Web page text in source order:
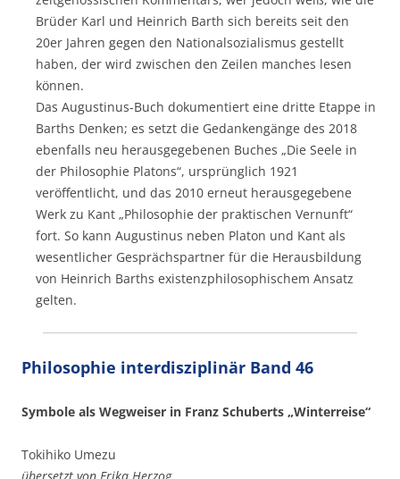
Brüder Karl und Heinrich Barth sich bereits seit den
20er Jahren gegen den Nationalsozialismus gestellt
haben, der wird zwischen den Zeilen manches lesen
können.
Das Augustinus-Buch dokumentiert eine dritte Etappe in
Barths Denken; es setzt die Gedankengänge des 2018
ebenfalls neu herausgegebenen Buches „Die Seele in
der Philosophie Platons“, ursprünglich 1921
veröffentlicht, und das 2010 erneut herausgegebene
Werk zu Kant „Philosophie der praktischen Vernunft“
fort. So kann Augustinus neben Platon und Kant als
wesentlicher Gesprächspartner für die Herausbildung
von Heinrich Barths existenzphilosophischem Ansatz
gelten.
Philosophie interdisziplinär Band 46
Symbole als Wegweiser in Franz Schuberts „Winterreise“
Tokihiko Umezu